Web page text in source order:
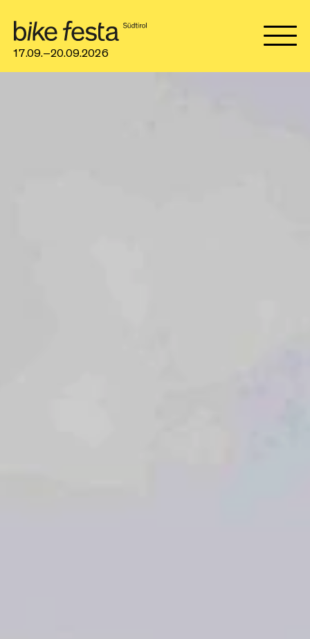
17.09.–20.09.2026